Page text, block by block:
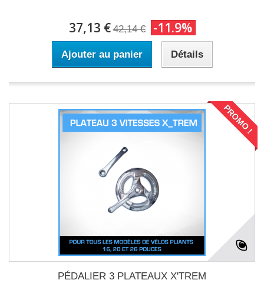
37,13 € 42,14 € -11.9%
Ajouter au panier Détails
PROMO !
PÉDALIER 3 PLATEAUX X'TREM